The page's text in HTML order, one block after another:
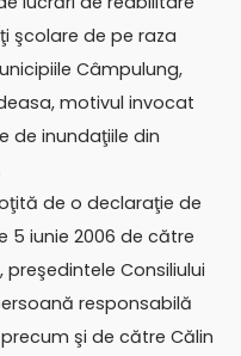
şcolare de pe raza
Câmpulung,
motivul invocat
de inundaţiile din
de o declaraţie de
iunie 2006 de către
Consiliului
responsabilă
şi de către Călin